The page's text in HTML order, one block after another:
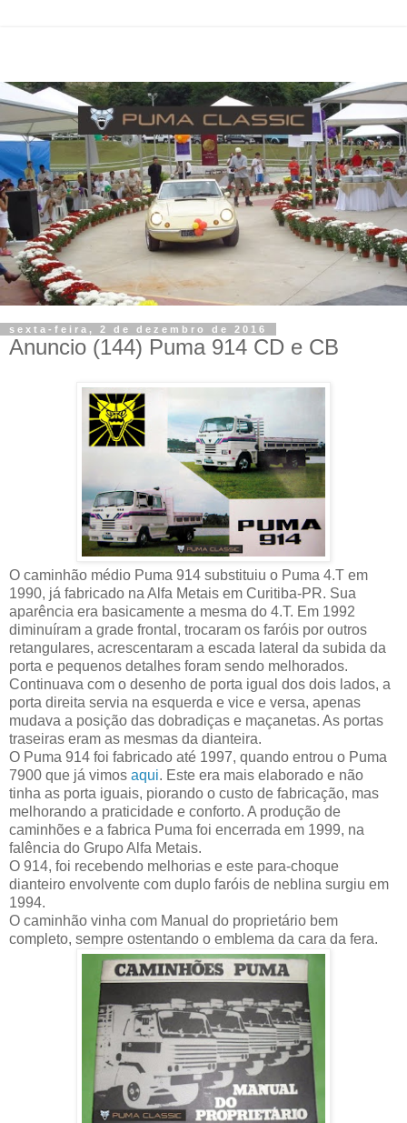
sexta-feira, 2 de dezembro de 2016
Anuncio (144) Puma 914 CD e CB
O caminhão médio Puma 914 substituiu o Puma 4.T em
1990, já fabricado na Alfa Metais em Curitiba-PR. Sua
aparência era basicamente a mesma do 4.T. Em 1992
diminuíram a grade frontal, trocaram os faróis por outros
retangulares, acrescentaram a escada lateral da subida da
porta e pequenos detalhes foram sendo melhorados.
Continuava com o desenho de porta igual dos dois lados, a
porta direita servia na esquerda e vice e versa, apenas
mudava a posição das dobradiças e maçanetas. As portas
traseiras eram as mesmas da dianteira.
O Puma 914 foi fabricado até 1997, quando entrou o Puma
7900 que já vimos aqui. Este era mais elaborado e não
tinha as porta iguais, piorando o custo de fabricação, mas
melhorando a praticidade e conforto. A produção de
caminhões e a fabrica Puma foi encerrada em 1999, na
falência do Grupo Alfa Metais.
O 914, foi recebendo melhorias e este para-choque
dianteiro envolvente com duplo faróis de neblina surgiu em
1994.
O caminhão vinha com Manual do proprietário bem
completo, sempre ostentando o emblema da cara da fera.